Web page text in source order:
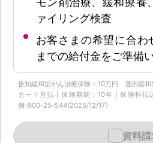
ァイリング検査
お客さまの希望に合わ
までの給付金をご準備
告知緩和型がん治療保険：10万円 選択緩
カード月払 | 保険期間：10年 | 保険料払
個-900-25-544(2025/12/17)
資料